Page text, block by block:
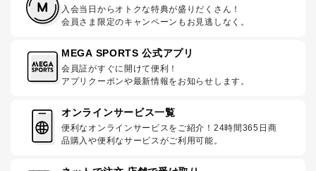
入会当日からオトクな特典が盛りだくさん！
会員さま限定のキャンペーンもお見逃しなく。
MEGA SPORTS 公式アプリ
会員証がすぐに開けて便利！
アプリクーポンや最新情報をお知らせします。
オンラインサービス一覧
便利なオンラインサービスをご紹介！24時間365日商
品購入や便利なサービスがご利用可能。